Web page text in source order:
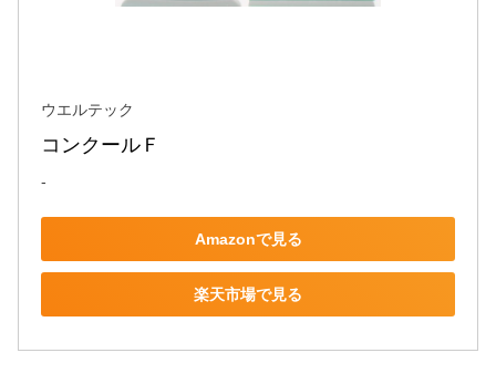
ウエルテック
コンクールＦ
-
Amazonで見る
楽天市場で見る